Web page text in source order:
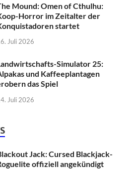
Mound: Omen of Cthulhu:
Horror im Zeitalter der
startet
Juli 2026
Simulator 25:
und Kaffeeplantagen
das Spiel
Juli 2026
Jack: Cursed Blackjack-
offiziell angekündigt